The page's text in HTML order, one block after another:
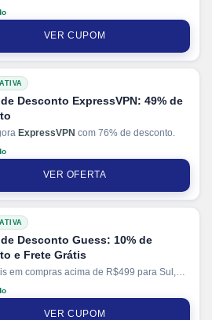
em até 10x sem juros no cartão. Ganhe
em pagamentos via PIX.
VER CUPOM
Desconto ExpressVPN: 49% de
ExpressVPN com 76% de desconto.
VER OFERTA
Desconto Guess: 10% de
e Frete Grátis
em compras acima de R$499 para Sul,
Centro-Oeste.
VER CUPOM